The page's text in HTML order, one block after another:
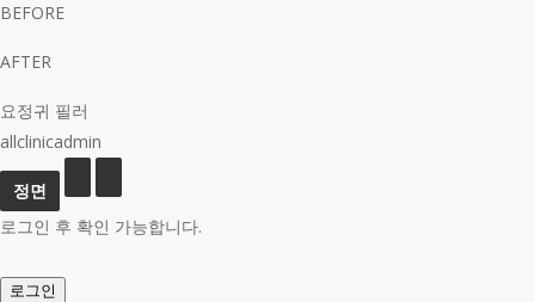
BEFORE
AFTER
요정귀 필러
allclinicadmin
로그인 후 확인 가능합니다.
로그인